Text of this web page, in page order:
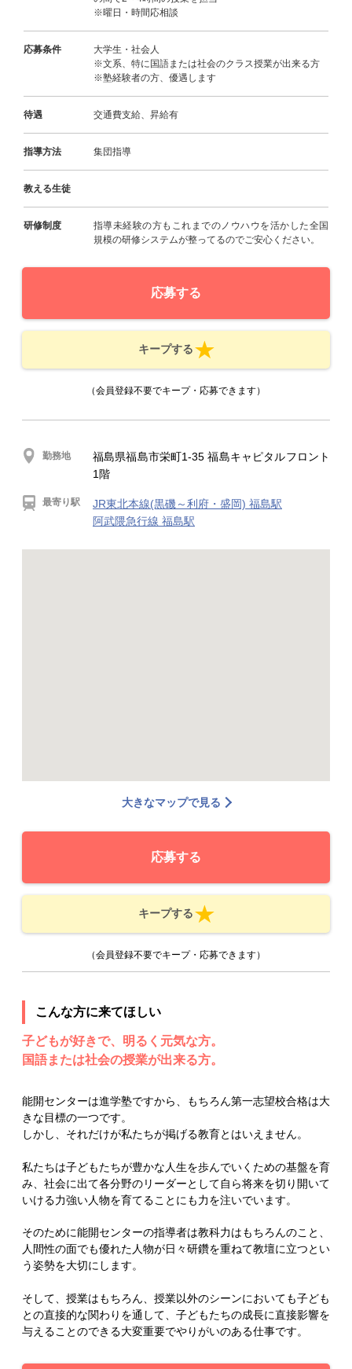
※曜日・時間応相談
応募条件
大学生・社会人
※文系、特に国語または社会のクラス授業が出来る方
※塾経験者の方、優遇します
待遇 交通費支給、昇給有
指導方法 集団指導
教える生徒
研修制度
指導未経験の方もこれまでのノウハウを活かした全国
規模の研修システムが整ってるのでご安心ください。
応募する
キープする
（会員登録不要でキープ・応募できます）
勤務地
福島県福島市栄町1-35 福島キャピタルフロント
1階
最寄り駅
JR東北本線(黒磯～利府・盛岡) 福島駅
阿武隈急行線 福島駅
大きなマップで見る
応募する
キープする
（会員登録不要でキープ・応募できます）
こんな方に来てほしい
子どもが好きで、明るく元気な方。
国語または社会の授業が出来る方。
能開センターは進学塾ですから、もちろん第一志望校合格は大
きな目標の一つです。
しかし、それだけが私たちが掲げる教育とはいえません。
私たちは子どもたちが豊かな人生を歩んでいくための基盤を育
み、社会に出て各分野のリーダーとして自ら将来を切り開いて
いける力強い人物を育てることにも力を注いでいます。
そのために能開センターの指導者は教科力はもちろんのこと、
人間性の面でも優れた人物が日々研鑽を重ねて教壇に立つとい
う姿勢を大切にします。
そして、授業はもちろん、授業以外のシーンにおいても子ども
との直接的な関わりを通して、子どもたちの成長に直接影響を
与えることのできる大変重要でやりがいのある仕事です。